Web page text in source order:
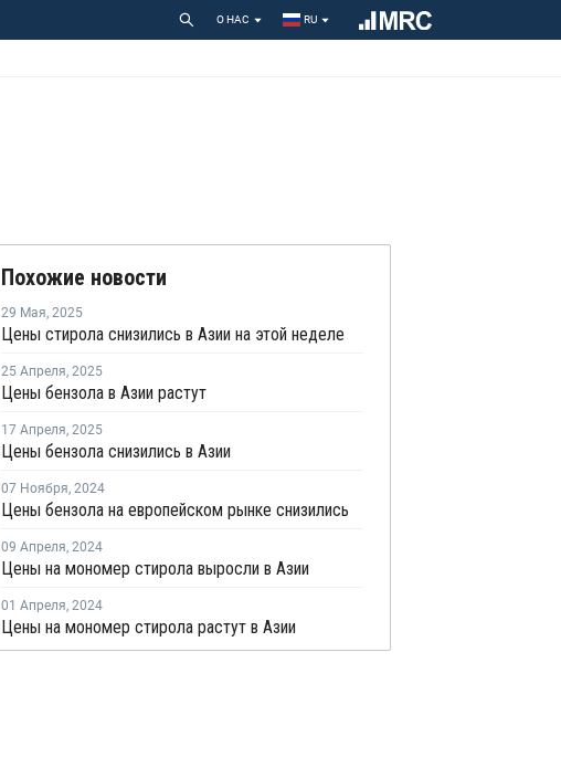
О НАС RU
Похожие новости
29 Мая, 2025
Цены стирола снизились в Азии на этой неделе
25 Апреля, 2025
Цены бензола в Азии растут
17 Апреля, 2025
Цены бензола снизились в Азии
07 Ноября, 2024
Цены бензола на европейском рынке снизились
09 Апреля, 2024
Цены на мономер стирола выросли в Азии
01 Апреля, 2024
Цены на мономер стирола растут в Азии